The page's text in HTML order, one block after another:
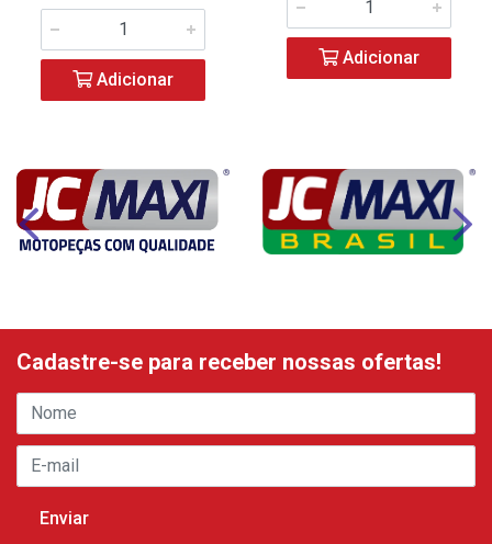
Adicionar
Adicionar
Cadastre-se para receber nossas ofertas!